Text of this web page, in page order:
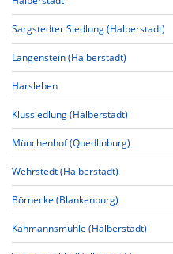
Sargstedter Siedlung (Halberstadt)
Langenstein (Halberstadt)
Harsleben
Klussiedlung (Halberstadt)
Münchenhof (Quedlinburg)
Wehrstedt (Halberstadt)
Börnecke (Blankenburg)
Kahmannsmühle (Halberstadt)